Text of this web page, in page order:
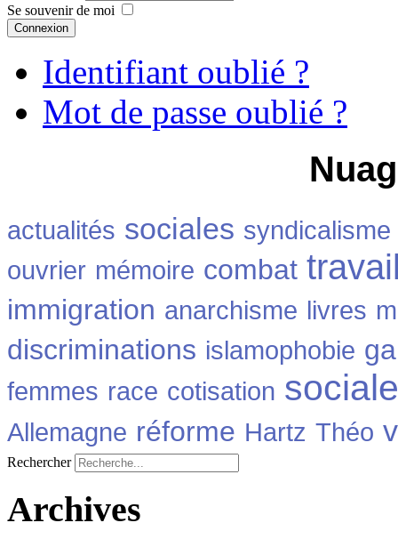
Se souvenir de moi
Connexion
Identifiant oublié ?
Mot de passe oublié ?
actualités sociales syndicalisme
ouvrier mémoire combat
immigration anarchisme livres
discriminations islamophobie
femmes race cotisation sociale
Allemagne réforme Hartz Théo
Rechercher
Archives